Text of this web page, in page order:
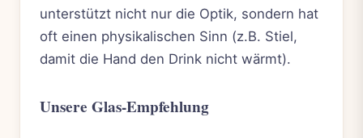
unterstützt nicht nur die Optik, sondern hat
oft einen physikalischen Sinn (z.B. Stiel,
damit die Hand den Drink nicht wärmt).
Unsere Glas-Empfehlung